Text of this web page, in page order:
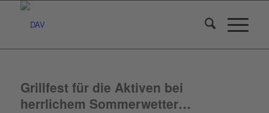
Grillfest für die Aktiven bei
herrlichem Sommerwetter…